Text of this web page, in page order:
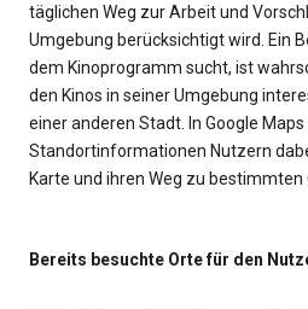
täglichen Weg zur Arbeit und
Umgebung berücksichtigt wird. Ein
dem Kinoprogramm sucht, ist
den Kinos in seiner Umgebung
einer anderen Stadt. In Google
Standortinformationen Nutzern
Karte und ihren Weg zu bestimmten
Bereits besuchte Orte für den